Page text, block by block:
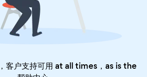
户支持可用 at all times，as is the